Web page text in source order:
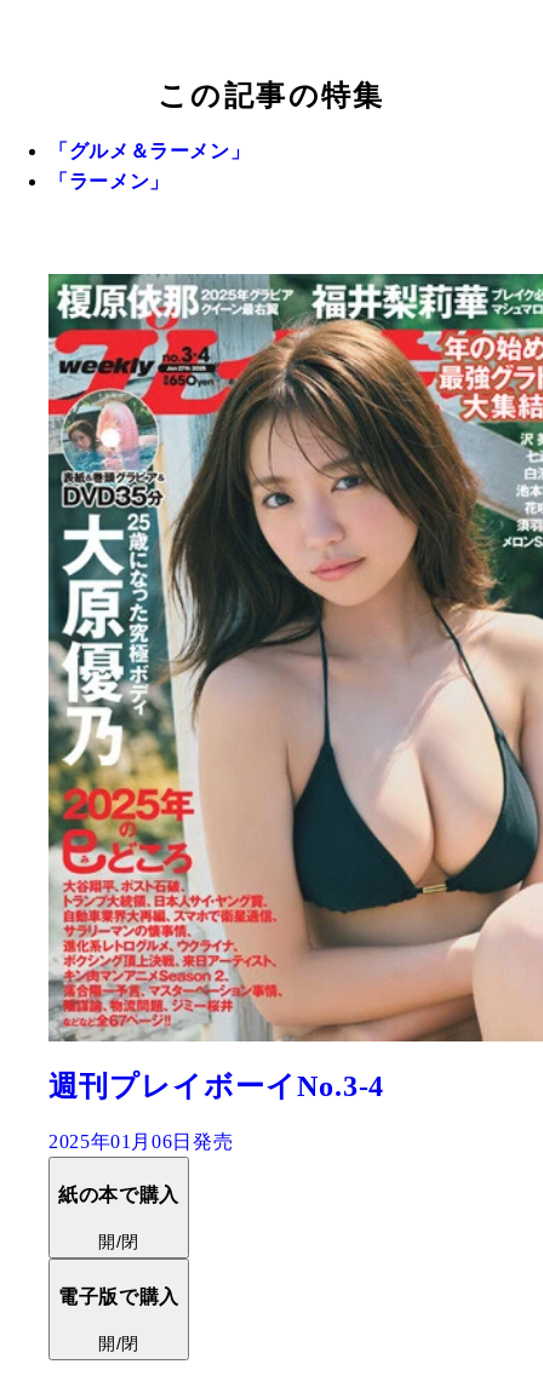
この記事の特集
「グルメ＆ラーメン」
「ラーメン」
週刊プレイボーイNo.3-4
2025年01月06日発売
紙の本で購入
開/閉
電子版で購入
開/閉